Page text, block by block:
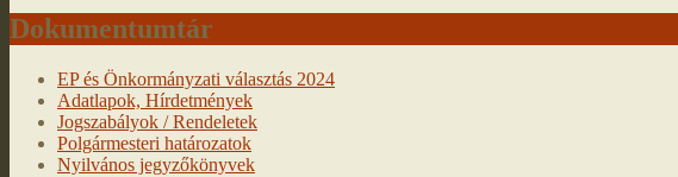
Dokumentumtár
EP és Önkormányzati választás 2024
Adatlapok, Hírdetmények
Jogszabályok / Rendeletek
Polgármesteri határozatok
Nyilvános jegyzőkönyvek